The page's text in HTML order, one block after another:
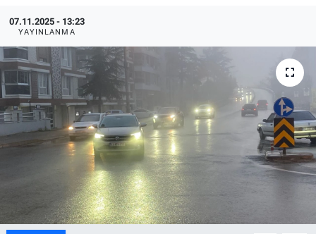
07.11.2025 - 13:23
YAYINLANMA
SİYASET
TEKNOLOJİ
EKONOMİ
SPOR
ASAYİŞ
Tüm Manşetler
Son Dakika Haberleri
Haber Arşivi